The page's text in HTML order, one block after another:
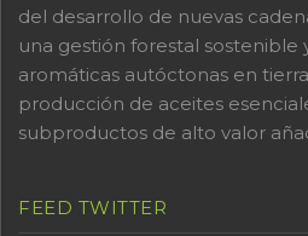
del desarrollo de nuevas
una gestión forestal sostenible
aromáticas autóctonas en
producción de aceites
subproductos de alto valor
FEED TWITTER